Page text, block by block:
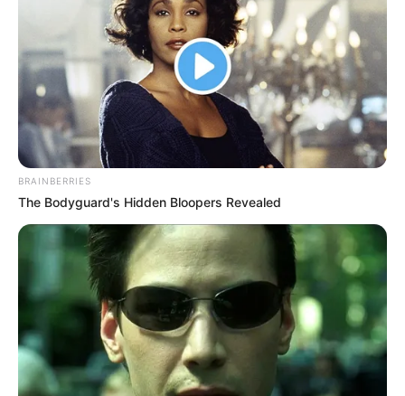
BRAINBERRIES
The Bodyguard's Hidden Bloopers Revealed